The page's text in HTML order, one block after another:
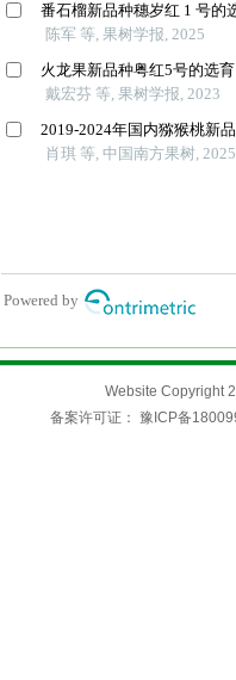
Website Copyright
备案许可证： 豫ICP备